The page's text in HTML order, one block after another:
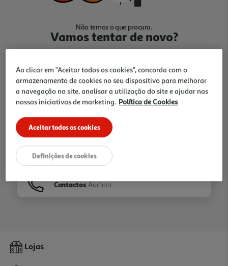
Não temos o que procura.
Vamos tentar de novo?
Ir para Homepage
Folhetos
Contactos Auchan
Lojas
Ao clicar em "Aceitar todos os cookies", concorda com o
armazenamento de cookies no seu dispositivo para melhorar
a navegação no site, analisar a utilização do site e ajudar nas
nossas iniciativas de marketing. Política de Cookies
Aceitar todos os cookies
Definições de cookies